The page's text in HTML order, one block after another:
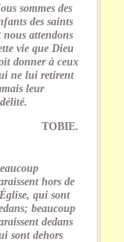
sommes des
des saints
nous attendons
vie que Dieu
donner à ceux
ne lui retirent
leur
TOBIE.
hors de
qui sont
beaucoup
dedans
sont dehors